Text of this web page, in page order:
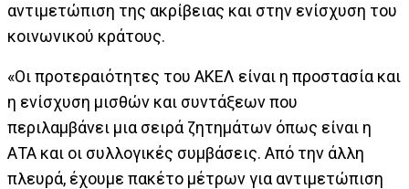
αντιμετώπιση της ακρίβειας και στην ενίσχυση του
κοινωνικού κράτους.
«Οι προτεραιότητες του ΑΚΕΛ είναι η προστασία και
η ενίσχυση μισθών και συντάξεων που
περιλαμβάνει μια σειρά ζητημάτων όπως είναι η
ΑΤΑ και οι συλλογικές συμβάσεις. Από την άλλη
πλευρά, έχουμε πακέτο μέτρων για αντιμετώπιση